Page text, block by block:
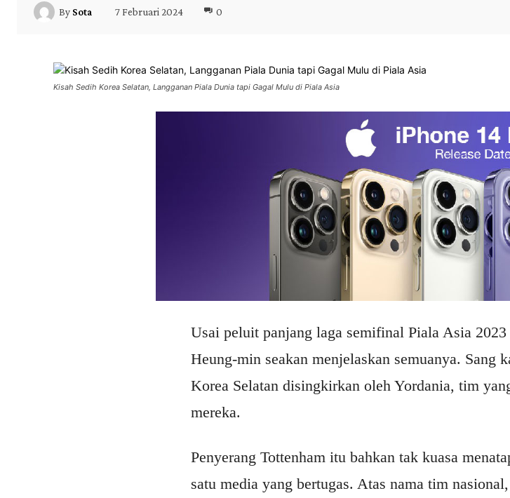
By Sota 7 Februari 2024 0
Kisah Sedih Korea Selatan, Langganan Piala Dunia tapi Gagal Mulu di Piala Asia
Usai peluit panjang laga semifinal Piala Asia
Heung-min seakan menjelaskan semuanya. Sang
Korea Selatan disingkirkan oleh Yordania, tim
mereka.
Penyerang Tottenham itu bahkan tak kuasa
satu media yang bertugas. Atas nama tim